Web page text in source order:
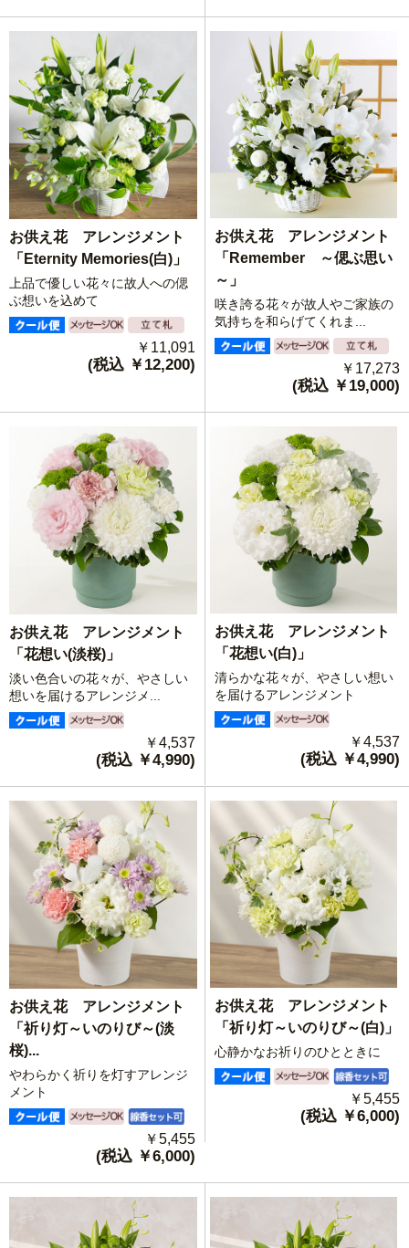
お供え花 アレンジメント
「Eternity Memories(白)」
上品で優しい花々に故人への偲
ぶ想いを込めて
￥11,091
(税込 ￥12,200)
お供え花 アレンジメント
「Remember ～偲ぶ思い
～」
咲き誇る花々が故人やご家族の
気持ちを和らげてくれま...
￥17,273
(税込 ￥19,000)
お供え花 アレンジメント
「花想い(淡桜)」
淡い色合いの花々が、やさしい
想いを届けるアレンジメ...
￥4,537
(税込 ￥4,990)
お供え花 アレンジメント
「花想い(白)」
清らかな花々が、やさしい想い
を届けるアレンジメント
￥4,537
(税込 ￥4,990)
お供え花 アレンジメント
「祈り灯～いのりび～(淡
桜)...
やわらかく祈りを灯すアレンジ
メント
￥5,455
(税込 ￥6,000)
お供え花 アレンジメント
「祈り灯～いのりび～(白)」
心静かなお祈りのひとときに
￥5,455
(税込 ￥6,000)